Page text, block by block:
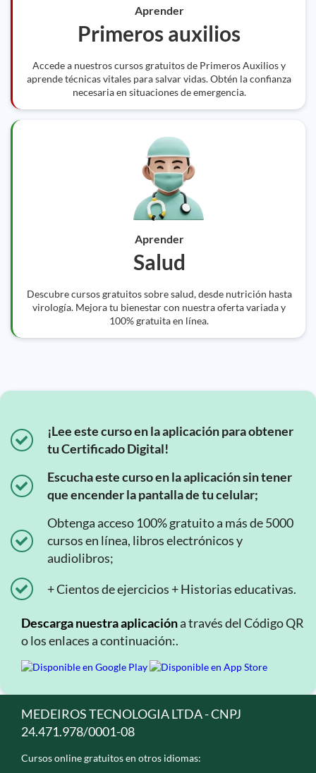
Aprender
Primeros auxilios
Accede a nuestros cursos gratuitos de Primeros Auxilios y
aprende técnicas vitales para salvar vidas. Obtén la confianza
necesaria en situaciones de emergencia.
Aprender
Salud
Descubre cursos gratuitos sobre salud, desde nutrición hasta
virología. Mejora tu bienestar con nuestra oferta variada y
100% gratuita en línea.
¡Lee este curso en la aplicación para obtener
tu Certificado Digital!
Escucha este curso en la aplicación sin tener
que encender la pantalla de tu celular;
Obtenga acceso 100% gratuito a más de 5000
cursos en línea, libros electrónicos y
audiolibros;
+ Cientos de ejercicios + Historias educativas.
Descarga nuestra aplicacióna través del Código QR
o los enlaces a continuación:.
MEDEIROS TECNOLOGIA LTDA - CNPJ
24.471.978/0001-08
Cursos online gratuitos en otros idiomas: